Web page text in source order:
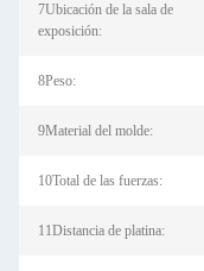
7Ubicación de la sala de
exposición:
8Peso:
9Material del molde:
10Total de las fuerzas:
11Distancia de platina: